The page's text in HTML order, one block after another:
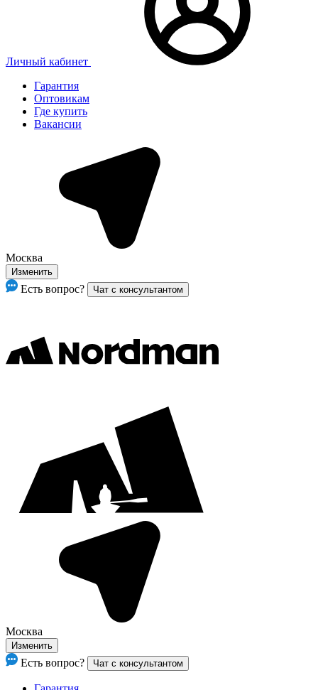
Личный кабинет
Гарантия
Оптовикам
Где купить
Вакансии
Москва
Изменить
Есть вопрос? Чат с консультантом
Москва
Изменить
Есть вопрос? Чат с консультантом